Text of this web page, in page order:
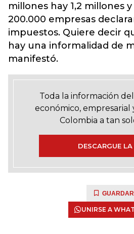
millones hay 1,2 millones
200.000 empresas
impuestos. Quiere decir
hay una informalidad de
manifestó.
Toda la información
económico, empresarial
Colombia a tan
DESCARGUE
GUARDAR
UNIRSE A